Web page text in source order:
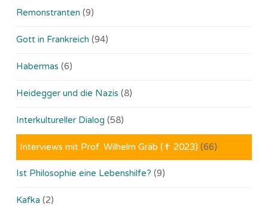
Remonstranten (9)
Gott in Frankreich (94)
Habermas (6)
Heidegger und die Nazis (8)
Interkultureller Dialog (58)
Interviews mit Prof. Wilhelm Gräb (✝ 2023) (66)
Ist Philosophie eine Lebenshilfe? (9)
Kafka (2)